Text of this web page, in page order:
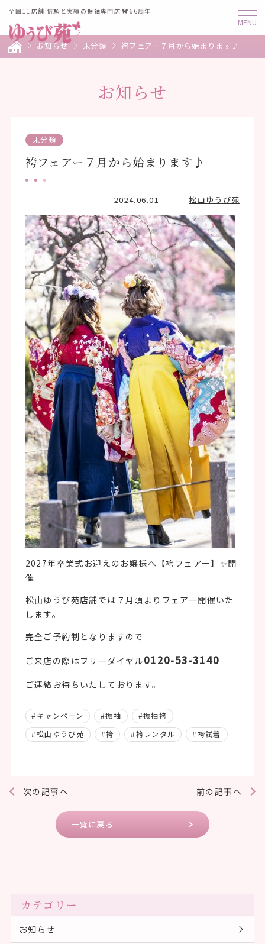
全国11店舗 信頼と実績の振袖専門店 66周年
お知らせ 未分類 袴フェアー７月から始まります♪
お知らせ
未分類
袴フェアー７月から始まります♪
2024.06.01 松山ゆうび苑
2027年卒業式お迎えのお嬢様へ【袴フェアー】✨開
催
松山ゆうび苑店舗では７月頃よりフェアー開催いた
します。
完全ご予約制となりますので
ご来店の際はフリーダイヤル0120-53-3140
ご連絡お待ちいたしております。
#キャンペーン #振袖
#振袖袴
#松山ゆうび苑
#袴 #袴レンタル #袴試着
前の記事へ
次の記事へ
一覧に戻る
カテゴリー
お知らせ